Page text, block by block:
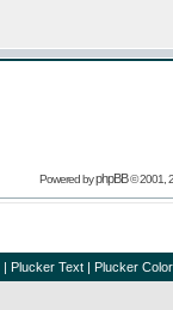
Powered byphpBB© 2001,
| Plucker Text | Plucker Color